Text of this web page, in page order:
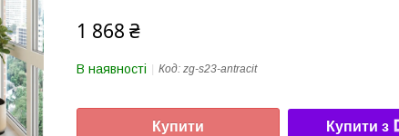
1 868 ₴
В наявності Код: zg-s23-antracit
Купити Купити з